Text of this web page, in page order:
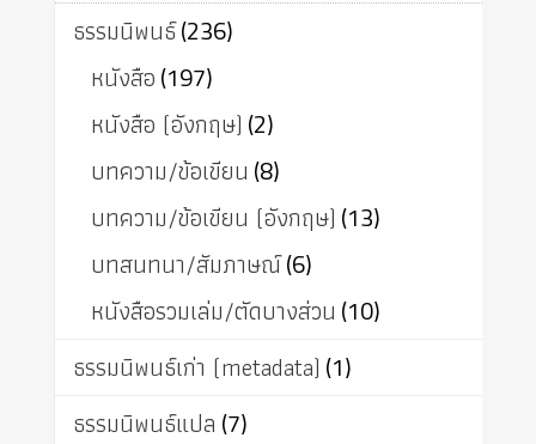
ธรรมนิพนธ์(236)
หนังสือ(197)
หนังสือ (อังกฤษ) (2)
บทความ/ข้อเขียน (8)
บทความ/ข้อเขียน (อังกฤษ) (13)
บทสนทนา/สัมภาษณ์(6)
หนังสือรวมเล่ม/ตัดบางส่วน (10)
ธรรมนิพนธ์เก่า (metadata) (1)
ธรรมนิพนธ์แปล (7)